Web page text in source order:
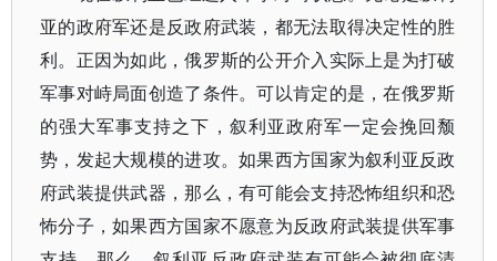
亚的政府军还是反政府武装，都无法取得决定性的胜
利。正因为如此，俄罗斯的公开介入实际上是为打破
军事对峙局面创造了条件。可以肯定的是，在俄罗斯
的强大军事支持之下，叙利亚政府军一定会挽回颓
势，发起大规模的进攻。如果西方国家为叙利亚反政
府武装提供武器，那么，有可能会支持恐怖组织和恐
怖分子，如果西方国家不愿意为反政府武装提供军事